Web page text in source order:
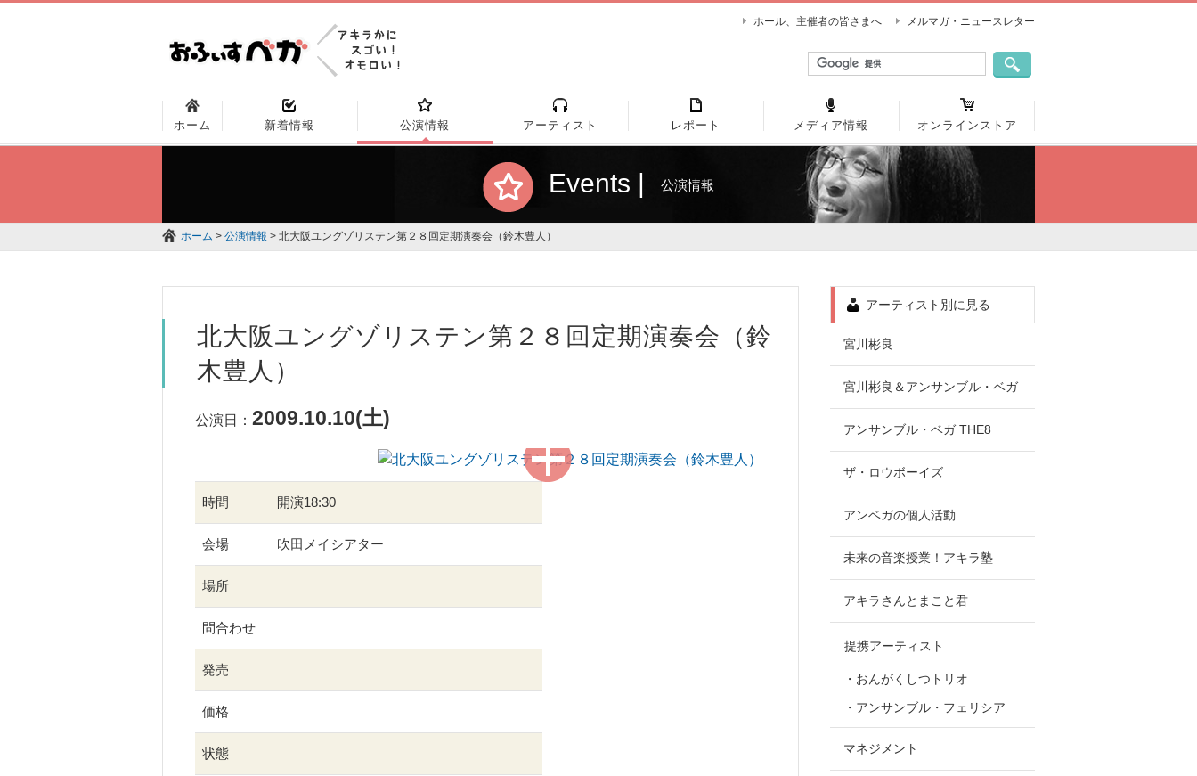
ホール、主催者の皆さまへ メルマガ・ニュースレター
ホーム 新着情報 公演情報 アーティスト レポート メディア情報 オンラインストア
Events | 公演情報
ホーム > 公演情報 > 北大阪ユングゾリステン第２８回定期演奏会（鈴木豊人）
北大阪ユングゾリステン第２８回定期演奏会（鈴
木豊人）
公演日： 2009.10.10(土)
時間 開演18:30
会場 吹田メイシアター
場所
問合わせ
発売
価格
状態
アーティスト別に見る
宮川彬良
宮川彬良＆アンサンブル・ベガ
アンサンブル・ベガ THE8
ザ・ロウボーイズ
アンベガの個人活動
未来の音楽授業！アキラ塾
アキラさんとまこと君
提携アーティスト
・おんがくしつトリオ
・アンサンブル・フェリシア
マネジメント